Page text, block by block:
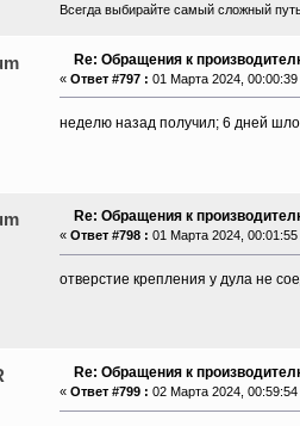
Всегда выбирайте самый сложный
Re: Обращения к
« Ответ #797 : 01 Марта 2024, 00:00:39
неделю назад получил; 6 дней
Re: Обращения к
« Ответ #798 : 01 Марта 2024, 00:01:55
отверстие крепления у дула не
Re: Обращения к
« Ответ #799 : 02 Марта 2024, 00:59:54